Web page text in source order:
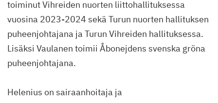
toiminut Vihreiden nuorten liittohallituksessa
vuosina 2023-2024 sekä Turun nuorten hallituksen
puheenjohtajana ja Turun Vihreiden hallituksessa.
Lisäksi Vaulanen toimii Åbonejdens svenska gröna
puheenjohtajana.
Helenius on sairaanhoitaja ja